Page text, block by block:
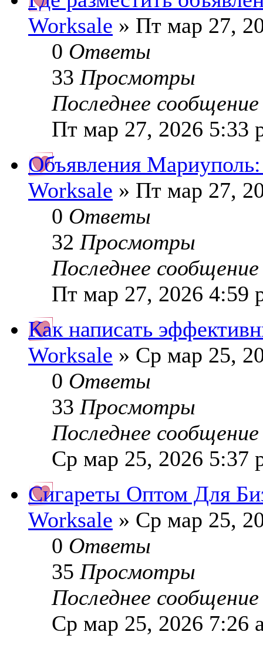
Worksale » Пт мар 27,
0 Ответы
33 Просмотры
Последнее
Пт мар 27, 2026 5:33
Объявления
Worksale » Пт мар 27,
0 Ответы
32 Просмотры
Последнее
Пт мар 27, 2026 4:59
Как написать
Worksale » Ср мар 25,
0 Ответы
33 Просмотры
Последнее
Ср мар 25, 2026 5:37
Сигареты Оптом Для
Worksale » Ср мар 25,
0 Ответы
35 Просмотры
Последнее
Ср мар 25, 2026 7:26